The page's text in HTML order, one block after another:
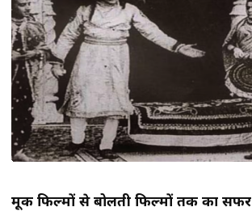
मूक फिल्मों से बोलती फिल्मों तक का सफर